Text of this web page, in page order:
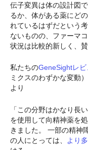
伝子変異は体の設計図
るか、体がある薬にど
れているはずだという
ないものの、ファーマ
状況は比較的新しく、
私たちのGeneSightレビ
ミクスのわずかな変動
より
「この分野はかなり長
を使用して向精神薬を
きました。 一部の精神
の人にとっては、
より